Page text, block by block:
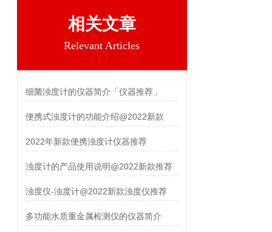
相关文章
Relevant Articles
细菌浊度计的仪器简介「仪器推荐」
便携式浊度计的功能介绍@2022新款
2022年新款便携浊度计仪器推荐
浊度计的产品使用说明@2022新款推荐
浊度仪-浊度计@2022新款浊度仪推荐
多功能水质重金属检测仪的仪器简介